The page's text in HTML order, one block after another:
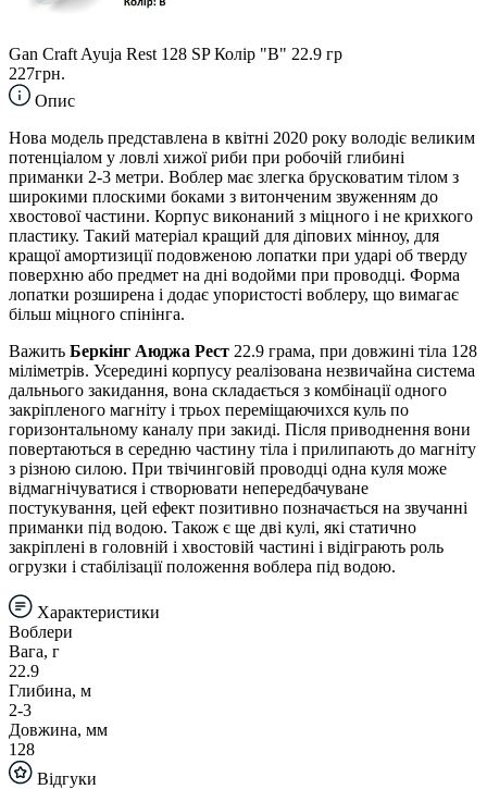
Gan Craft Ayuja Rest 128 SP Колір "B" 22.9 гр
227грн.
Опис
Нова модель представлена в квітні 2020 року володіє великим
потенціалом у ловлі хижої риби при робочій глибині
приманки 2-3 метри. Воблер має злегка брусковатим тілом з
широкими плоскими боками з витонченим звуженням до
хвостової частини. Корпус виконаний з міцного і не крихкого
пластику. Такий матеріал кращий для діпових мінноу, для
кращої амортизиції подовженою лопатки при ударі об тверду
поверхню або предмет на дні водойми при проводці. Форма
лопатки розширена і додає упористості воблеру, що вимагає
більш міцного спінінга.
Важить Беркінг Аюджа Рест 22.9 грама, при довжині тіла 128
міліметрів. Усередині корпусу реалізована незвичайна система
дальнього закидання, вона складається з комбінації одного
закріпленого магніту і трьох переміщаючихся куль по
горизонтальному каналу при закиді. Після приводнення вони
повертаються в середню частину тіла і прилипають до магніту
з різною силою. При твічинговій проводці одна куля може
відмагнічуватися і створювати непередбачуване
постукування, цей ефект позитивно позначається на звучанні
приманки під водою. Також є ще дві кулі, які статично
закріплені в головній і хвостовій частині і відіграють роль
огрузки і стабілізації положення воблера під водою.
Характеристики
Воблери
Вага, г
22.9
Глибина, м
2-3
Довжина, мм
128
Відгуки